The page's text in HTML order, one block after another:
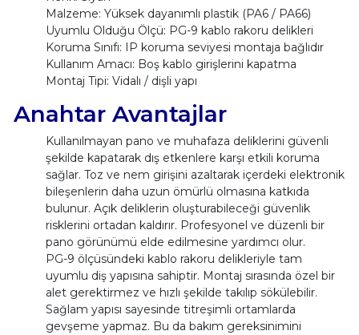
Malzeme: Yüksek dayanımlı plastik (PA6 / PA66)
Uyumlu Olduğu Ölçü: PG-9 kablo rakoru delikleri
Koruma Sınıfı: IP koruma seviyesi montaja bağlıdır
Kullanım Amacı: Boş kablo girişlerini kapatma
Montaj Tipi: Vidalı / dişli yapı
Anahtar Avantajlar
Kullanılmayan pano ve muhafaza deliklerini güvenli
şekilde kapatarak dış etkenlere karşı etkili koruma
sağlar. Toz ve nem girişini azaltarak içerdeki elektronik
bileşenlerin daha uzun ömürlü olmasına katkıda
bulunur. Açık deliklerin oluşturabileceği güvenlik
risklerini ortadan kaldırır. Profesyonel ve düzenli bir
pano görünümü elde edilmesine yardımcı olur.
PG-9 ölçüsündeki kablo rakoru delikleriyle tam
uyumlu diş yapısına sahiptir. Montaj sırasında özel bir
alet gerektirmez ve hızlı şekilde takılıp sökülebilir.
Sağlam yapısı sayesinde titreşimli ortamlarda
gevşeme yapmaz. Bu da bakım gereksinimini